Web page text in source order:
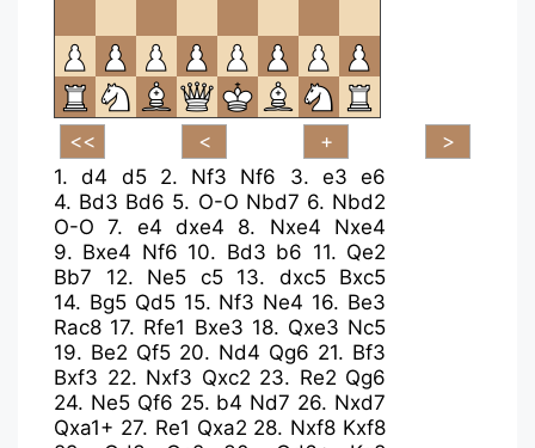
1.d4 d5 2. Nf3 Nf6 3. e3 e6
4. Bd3 Bd6 5. O-O Nbd7 6. Nbd2
O-O
7. e4 dxe4 8. Nxe4
Nxe4
9. Bxe4 Nf6 10. Bd3 b6 11. Qe2
Bb7
12. Ne5 c5 13. dxc5
Bxc5
14. Bg5 Qd5 15. Nf3 Ne4 16. Be3
Rac8 17. Rfe1 Bxe3 18. Qxe3 Nc5
19. Be2 Qf5 20. Nd4 Qg6 21. Bf3
Bxf3 22. Nxf3 Qxc2 23. Re2 Qg6
24. Ne5 Qf6 25. b4 Nd7 26. Nxd7
Qxa1+ 27. Re1 Qxa2 28. Nxf8 Kxf8